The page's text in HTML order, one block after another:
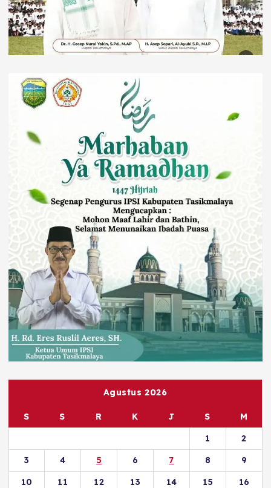
Agustus 2026
S S R K J S
M
1
2
3
4 5 6 7 8
9
10
11 12 13 14 15
16